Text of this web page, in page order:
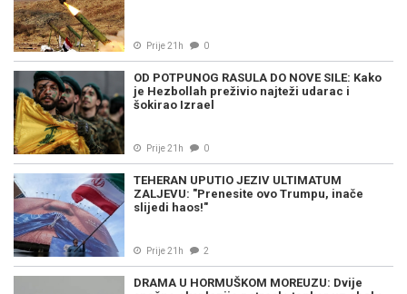
Prije 21h 0
OD POTPUNOG RASULA DO NOVE SILE: Kako
je Hezbollah preživio najteži udarac i
šokirao Izrael
Prije 21h 0
TEHERAN UPUTIO JEZIV ULTIMATUM
ZALJEVU: "Prenesite ovo Trumpu, inače
slijedi haos!"
Prije 21h 2
DRAMA U HORMUŠKOM MOREUZU: Dvije